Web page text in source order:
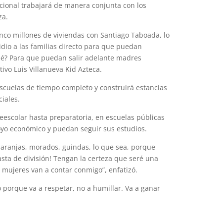
trabajará de manera conjunta con los
millones de viviendas con Santiago Taboada, lo
a las familias directo para que puedan
Para que puedan salir adelante madres
Luis Villanueva Kid Azteca.
de tiempo completo y construirá estancias
hasta preparatoria, en escuelas públicas
económico y puedan seguir sus estudios.
morados, guindas, lo que sea, porque
de división! Tengan la certeza que seré una
van a contar conmigo”, enfatizó.
va a respetar, no a humillar. Va a ganar